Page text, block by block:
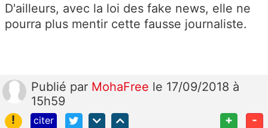
D'ailleurs, avec la loi des fake news, elle ne
pourra plus mentir cette fausse journaliste.
Publié par MohaFree le 17/09/2018 à
15h59
!
citer + -